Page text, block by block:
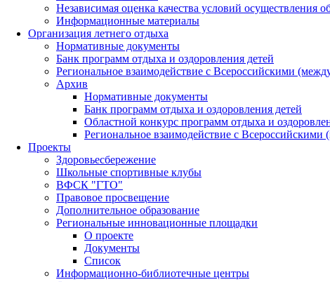
Независимая оценка качества условий осуществления
Информационные материалы
Организация летнего отдыха
Нормативные документы
Банк программ отдыха и оздоровления детей
Региональное взаимодействие с Всероссийскими
Архив
Нормативные документы
Банк программ отдыха и оздоровления детей
Областной конкурс программ отдыха и
Региональное взаимодействие с
Проекты
Здоровьесбережение
Школьные спортивные клубы
ВФСК "ГТО"
Правовое просвещение
Дополнительное образование
Региональные инновационные площадки
О проекте
Документы
Список
Информационно-библиотечные центры